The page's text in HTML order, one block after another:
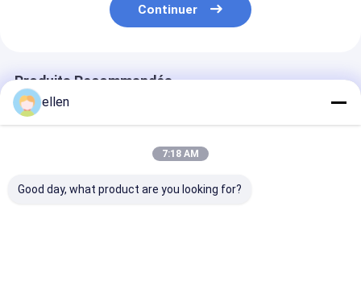
Continuer
Produits Recommandés
ellen
7:18 AM
Good day, what product are you looking for?